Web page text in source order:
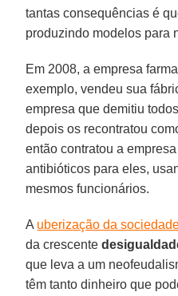
tantas consequências é
produzindo modelos para
Em 2008, a empresa
exemplo, vendeu sua
empresa que demitiu
depois os recontratou
então contratou a
antibióticos para eles,
mesmos funcionários.
A uberização da
da crescente
que leva a um
têm tanto dinheiro que